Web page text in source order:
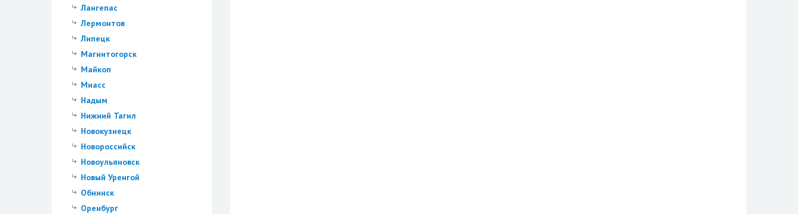
Лангепас
Лермонтов
Липецк
Магнитогорск
Майкоп
Миасс
Надым
Нижний Тагил
Новокузнецк
Новороссийск
Новоульяновск
Новый Уренгой
Обнинск
Оренбург